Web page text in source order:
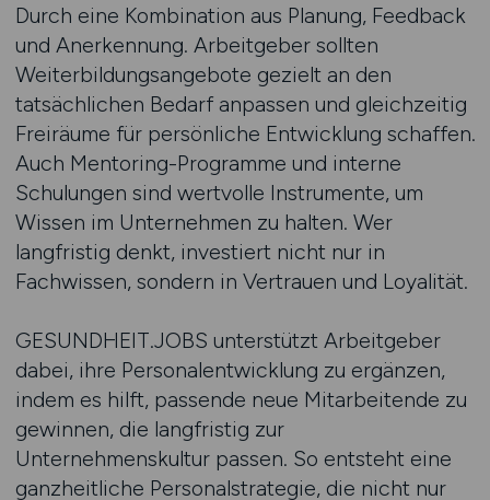
Durch eine Kombination aus Planung, Feedback
und Anerkennung. Arbeitgeber sollten
Weiterbildungsangebote gezielt an den
tatsächlichen Bedarf anpassen und gleichzeitig
Freiräume für persönliche Entwicklung schaffen.
Auch Mentoring-Programme und interne
Schulungen sind wertvolle Instrumente, um
Wissen im Unternehmen zu halten. Wer
langfristig denkt, investiert nicht nur in
Fachwissen, sondern in Vertrauen und Loyalität.
GESUNDHEIT.JOBS unterstützt Arbeitgeber
dabei, ihre Personalentwicklung zu ergänzen,
indem es hilft, passende neue Mitarbeitende zu
gewinnen, die langfristig zur
Unternehmenskultur passen. So entsteht eine
ganzheitliche Personalstrategie, die nicht nur